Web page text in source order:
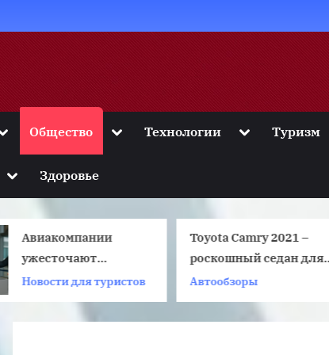
menu
Общество ToggleТехнологии ToggleТуризм
Toggle
menu
Здоровье
Toyota Camry 2021 –
роскошный седан для
ценителей комфорта
Автообзоры